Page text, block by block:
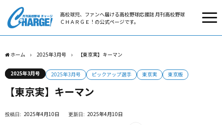
高校球児、ファンへ届ける高校野球応援誌 月刊高校野球
ＣＨＡＲＧＥ！の公式ページです。
ホーム 2025年3月号 【東京実】キーマン
2025年3月号 2025年3月号 ピックアップ選手 東京実 東京版
【東京実】キーマン
2025年4月10日 2025年4月10日